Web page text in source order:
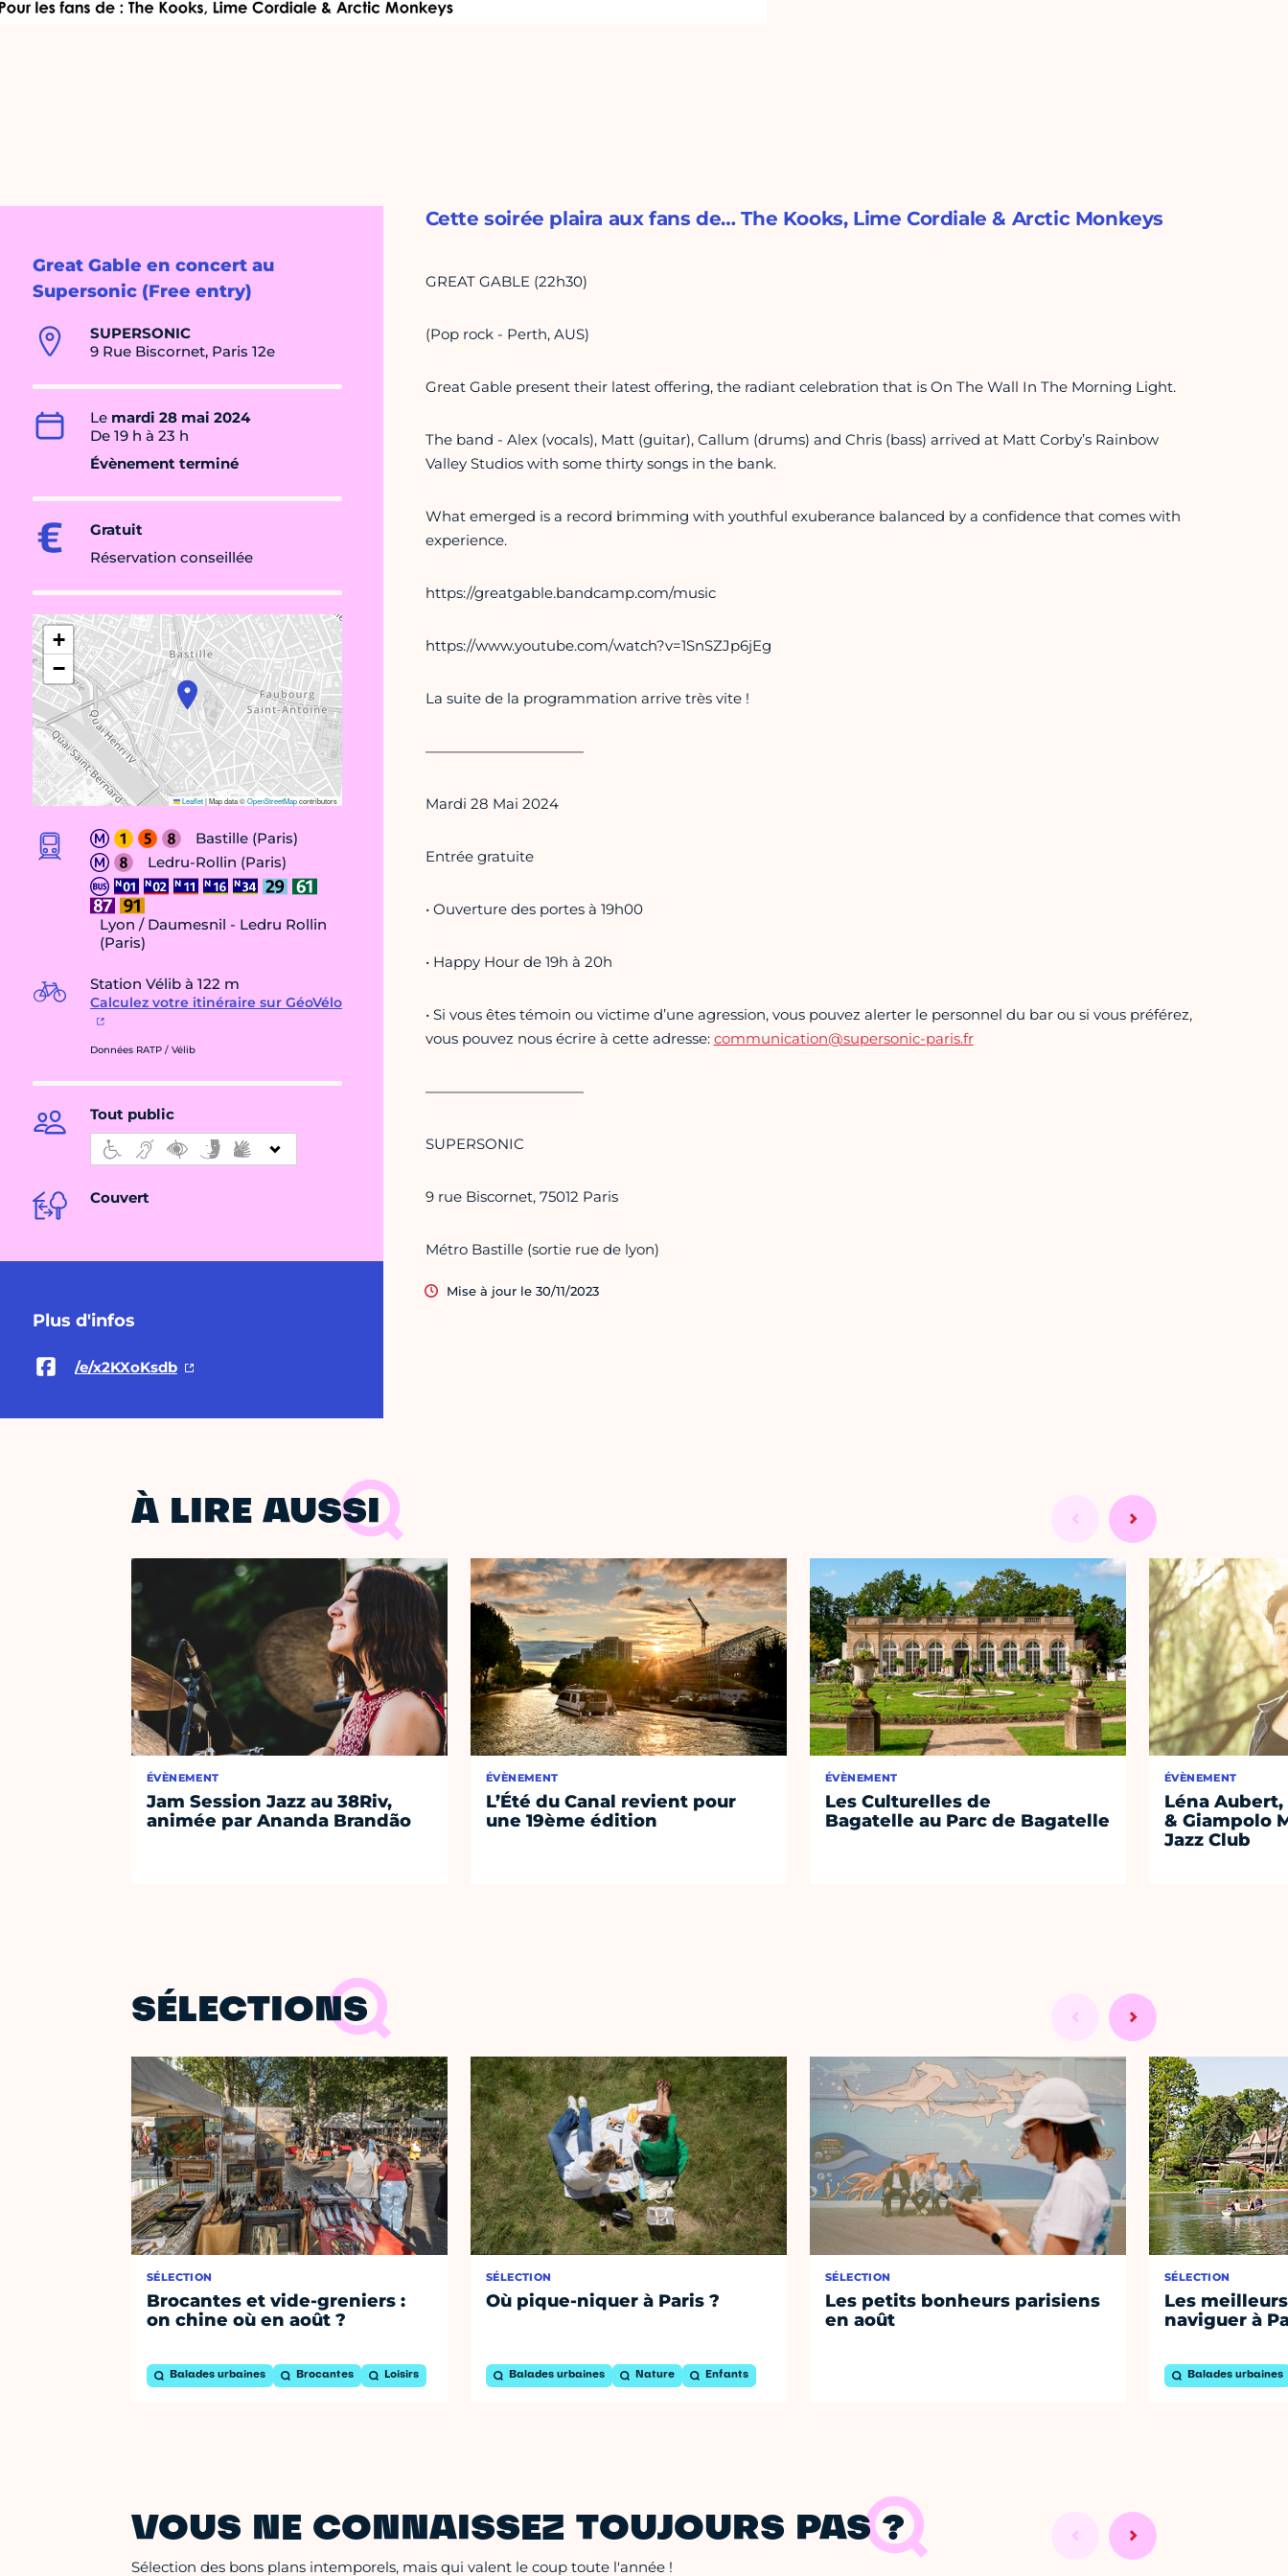
Great Gable en concert au
Supersonic (Free entry)
SUPERSONIC
9 Rue Biscornet, Paris 12e
Le mardi 28 mai 2024
De 19 h à 23 h
Évènement terminé
Gratuit
Réservation conseillée
+
−
Leaflet|Map data ©OpenStreetMapcontributors
Bastille (Paris)
Ledru-Rollin (Paris)
Lyon / Daumesnil - Ledru Rollin
(Paris)
Station Vélib à 122 m
Calculez votre itinéraire sur GéoVélo
Données RATP / Vélib
Tout public
Couvert
Plus d'infos
/e/x2KXoKsdb
Cette soirée plaira aux fans de… The Kooks, Lime Cordiale & Arctic Monkeys
GREAT GABLE (22h30)
(Pop rock - Perth, AUS)
Great Gable present their latest offering, the radiant celebration that is On The Wall In The Morning Light.
The band - Alex (vocals), Matt (guitar), Callum (drums) and Chris (bass) arrived at Matt Corby’s Rainbow
Valley Studios with some thirty songs in the bank.
What emerged is a record brimming with youthful exuberance balanced by a confidence that comes with
experience.
https://greatgable.bandcamp.com/music
https://www.youtube.com/watch?v=1SnSZJp6jEg
La suite de la programmation arrive très vite !
———————————
Mardi 28 Mai 2024
Entrée gratuite
• Ouverture des portes à 19h00
• Happy Hour de 19h à 20h
• Si vous êtes témoin ou victime d’une agression, vous pouvez alerter le personnel du bar ou si vous préférez,
vous pouvez nous écrire à cette adresse: communication@supersonic-paris.fr
———————————
SUPERSONIC
9 rue Biscornet, 75012 Paris
Métro Bastille (sortie rue de lyon)
Mise à jour le 30/11/2023
À LIRE AUSSI
ÉVÈNEMENT
Jam Session Jazz au 38Riv,
animée par Ananda Brandão
ÉVÈNEMENT
L’Été du Canal revient pour
une 19ème édition
ÉVÈNEMENT
Les Culturelles de
Bagatelle au Parc de Bagatelle
ÉVÈNEMENT
Léna
& Giampolo
Jazz Club
SÉLECTIONS
SÉLECTION
Brocantes et vide-greniers :
on chine où en août ?
Balades urbaines Brocantes Loisirs
SÉLECTION
Où pique-niquer à Paris ?
Balades urbaines Nature Enfants
SÉLECTION
Les petits bonheurs parisiens
en août
SÉLECTION
Les
naviguer à
Balades urbaines
VOUS NE CONNAISSEZ TOUJOURS PAS ?
Sélection des bons plans intemporels, mais qui valent le coup toute l'année !